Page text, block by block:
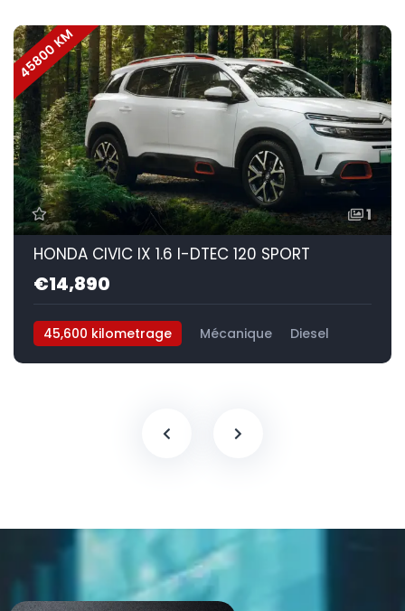
45800 KM
1
HONDA CIVIC IX 1.6 I-DTEC 120 SPORT
€14,890
45,600 kilometrage Mécanique Diesel